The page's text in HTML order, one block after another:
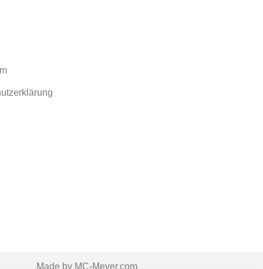
Made by MC-Meyer.com